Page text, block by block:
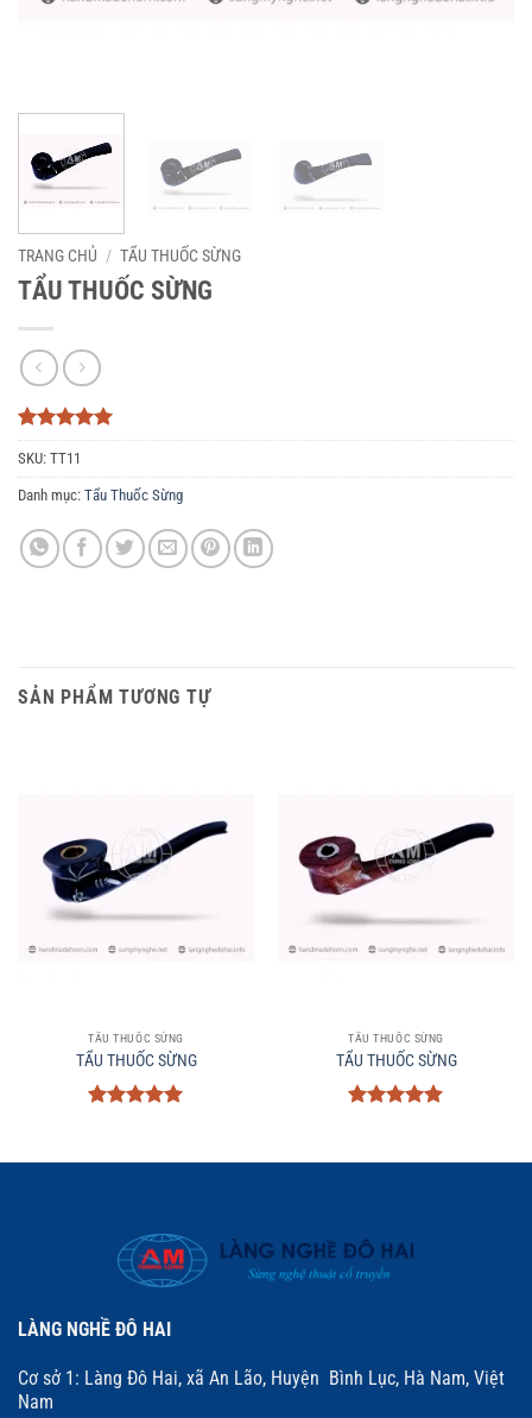
TRANG CHỦ / TẨU THUỐC SỪNG
TẨU THUỐC SỪNG
5trên 5
dựa trên
3
đánh giá
SKU: TT11
Danh mục: Tẩu Thuốc Sừng
SẢN PHẨM TƯƠNG TỰ
TẨU THUỐC SỪNG
TẨU THUỐC SỪNG
sao
TẨU THUỐC SỪNG
TẨU THUỐC SỪNG
sao
LÀNG NGHỀ ĐÔ HAI
Cơ sở 1: Làng Đô Hai, xã An Lão, Huyện Bình Lục, Hà Nam, Việt
Nam